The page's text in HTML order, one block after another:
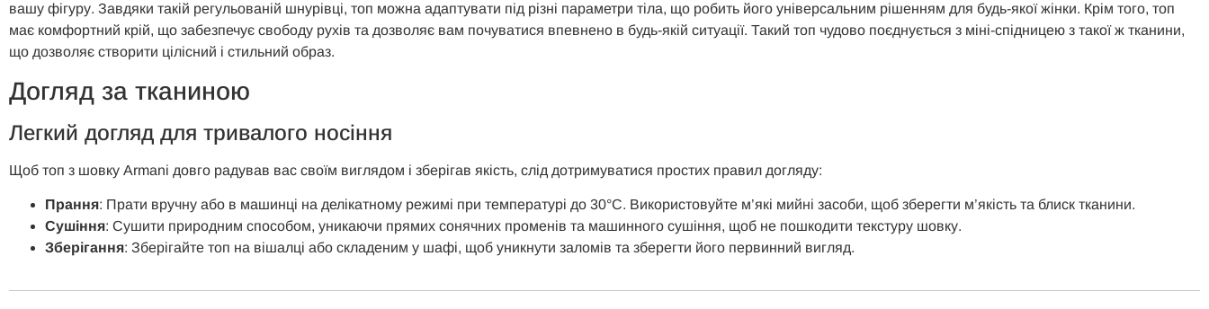
вашу фігуру. Завдяки такій регульованій шнурівці, топ можна адаптувати під різні параметри тіла, що робить його універсальним рішенням для будь-якої жінки. Крім того, топ
має комфортний крій, що забезпечує свободу рухів та дозволяє вам почуватися впевнено в будь-якій ситуації. Такий топ чудово поєднується з міні-спідницею з такої ж тканини,
що дозволяє створити цілісний і стильний образ.
Догляд за тканиною
Легкий догляд для тривалого носіння
Щоб топ з шовку Armani довго радував вас своїм виглядом і зберігав якість, слід дотримуватися простих правил догляду:
Прання: Прати вручну або в машинці на делікатному режимі при температурі до 30°C. Використовуйте м’які мийні засоби, щоб зберегти м’якість та блиск тканини.
Сушіння: Сушити природним способом, уникаючи прямих сонячних променів та машинного сушіння, щоб не пошкодити текстуру шовку.
Зберігання: Зберігайте топ на вішалці або складеним у шафі, щоб уникнути заломів та зберегти його первинний вигляд.